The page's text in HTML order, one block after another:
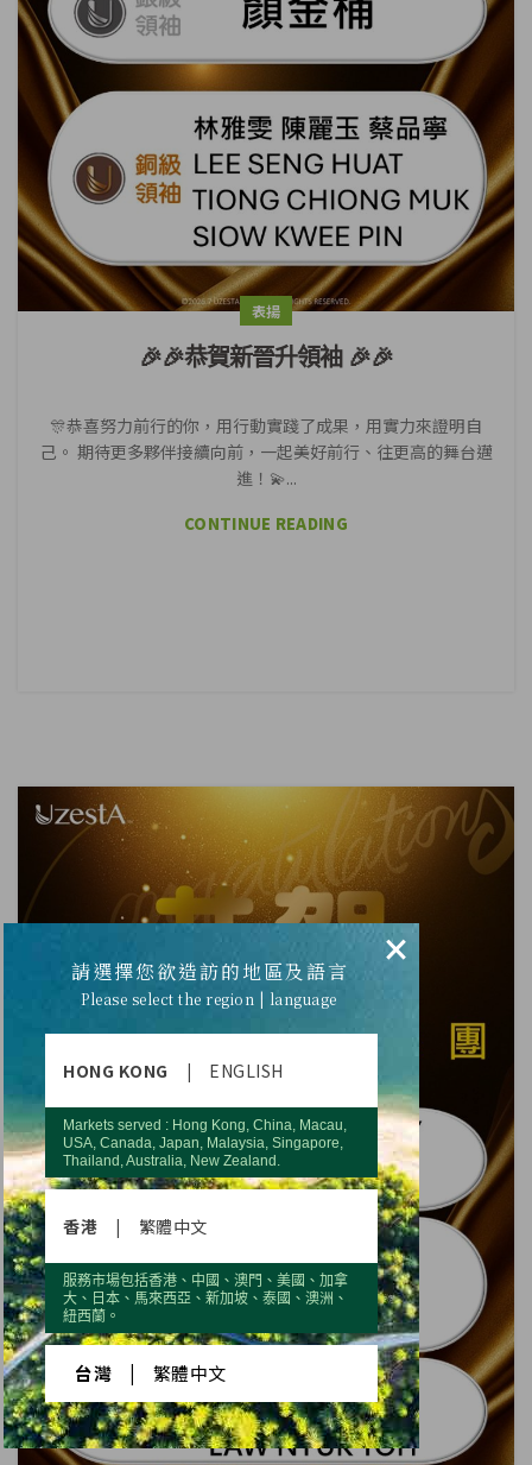
表揚
🎉🎉恭賀新晉升領袖 🎉🎉
🎊恭喜努力前行的你，用行動實踐了成果，用實力來證明自
己。 期待更多夥伴接續向前，一起美好前行、往更高的舞台邁
進！💫...
CONTINUE READING
×
請選擇您欲造訪的地區及語言
Please select the region | language
HONG KONG | ENGLISH
Markets served : Hong Kong, China, Macau,
USA, Canada, Japan, Malaysia, Singapore,
Thailand, Australia, New Zealand.
香港 | 繁體中文
服務市場包括香港、中國、澳門、美國、加拿
大、日本、馬來西亞、新加坡、泰國、澳洲、
紐西蘭。
台灣 | 繁體中文